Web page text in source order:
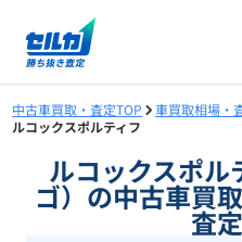
中古車買取・査定TOP 車買取相場
ルコックスポルティフ
ルコックスポル
ゴ）の中古車買
査